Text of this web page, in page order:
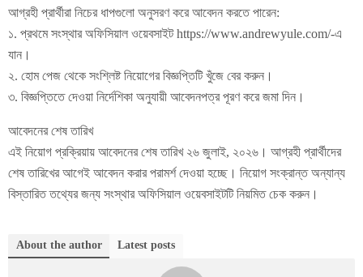
আগ্রহী প্রার্থীরা নিচের ধাপগুলো অনুসরণ করে আবেদন করতে পারেন:
১. প্রথমে সংস্থার অফিসিয়াল ওয়েবসাইট https://www.andrewyule.com/-এ
যান।
২. হোম পেজ থেকে সংশ্লিষ্ট নিয়োগের বিজ্ঞপ্তিটি খুঁজে বের করুন।
৩. বিজ্ঞপ্তিতে দেওয়া নির্দেশিকা অনুযায়ী আবেদনপত্র পূরণ করে জমা দিন।
আবেদনের শেষ তারিখ
এই নিয়োগ প্রক্রিয়ায় আবেদনের শেষ তারিখ ২৬ জুলাই, ২০২৬। আগ্রহী প্রার্থীদের
শেষ তারিখের আগেই আবেদন করার পরামর্শ দেওয়া হচ্ছে। নিয়োগ সংক্রান্ত অন্যান্য
বিস্তারিত তথ্যের জন্য সংস্থার অফিসিয়াল ওয়েবসাইটটি নিয়মিত চেক করুন।
About the author Latest posts